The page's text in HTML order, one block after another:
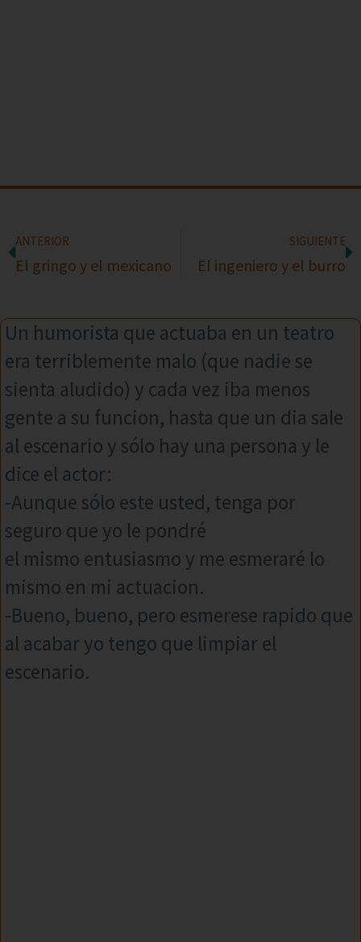
ANTERIOR
El gringo y el mexicano
SIGUIENTE
El ingeniero y el burro
Un humorista que actuaba en un teatro
era terriblemente malo (que nadie se
sienta aludido) y cada vez iba menos
gente a su funcion, hasta que un dia sale
al escenario y sólo hay una persona y le
dice el actor:
-Aunque sólo este usted, tenga por
seguro que yo le pondré
el mismo entusiasmo y me esmeraré lo
mismo en mi actuacion.
-Bueno, bueno, pero esmerese rapido que
al acabar yo tengo que limpiar el
escenario.